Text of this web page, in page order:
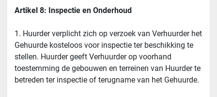
Artikel 8: Inspectie en Onderhoud
1. Huurder verplicht zich op verzoek van Verhuurder het
Gehuurde kosteloos voor inspectie ter beschikking te
stellen. Huurder geeft Verhuurder op voorhand
toestemming de gebouwen en terreinen van Huurder te
betreden ter inspectie of terugname van het Gehuurde.